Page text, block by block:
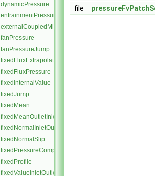
dynamicPressure
entrainmentPressure
externalCoupledMixed
fanPressure
fanPressureJump
fixedFluxExtrapolatedPressure
fixedFluxPressure
fixedInternalValue
fixedJump
fixedMean
fixedMeanOutletInlet
fixedNormalInletOutletVelocity
fixedNormalSlip
fixedPressureCompressibleDensity
fixedProfile
fixedValueInletOutlet
file